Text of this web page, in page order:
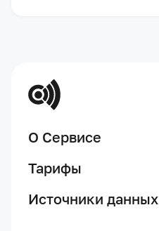
О Сервисе
Тарифы
Источники данных